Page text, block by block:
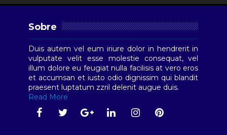
Sobre
Duis autem vel eum iriure dolor in hendrerit in
vulputate velit esse molestie consequat, vel
illum dolore eu feugiat nulla facilisis at vero eros
et accumsan et iusto odio dignissim qui blandit
praesent luptatum zzril delenit augue duis.
Read More